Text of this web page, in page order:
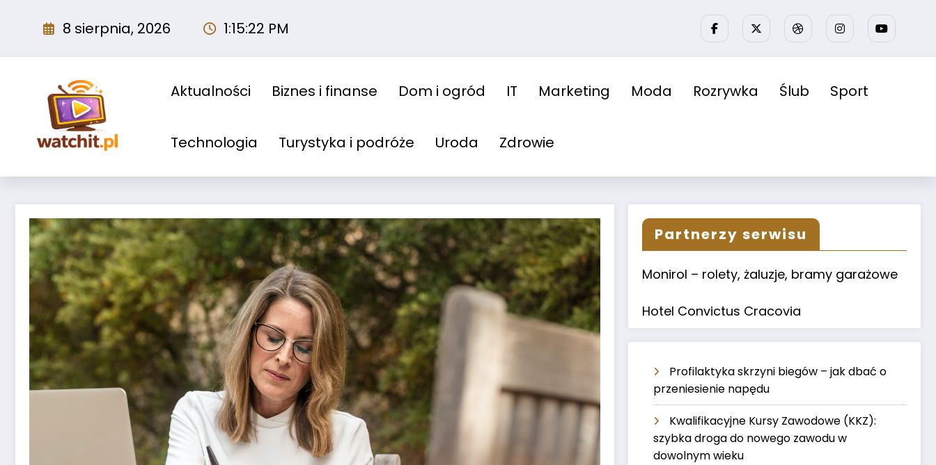
8 sierpnia, 2026 1:15:23 PM
Aktualności Biznes i finanse Dom i ogród IT Marketing Moda Rozrywka Ślub Sport
Technologia Turystyka i podróże Uroda Zdrowie
Partnerzy serwisu
Monirol – rolety, żaluzje, bramy garażowe
Hotel Convictus Cracovia
Profilaktyka skrzyni biegów – jak dbać o
przeniesienie napędu
Kwalifikacyjne Kursy Zawodowe (KKZ):
szybka droga do nowego zawodu w
dowolnym wieku